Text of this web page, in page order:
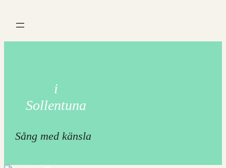
i
Sollentuna
Sång med känsla